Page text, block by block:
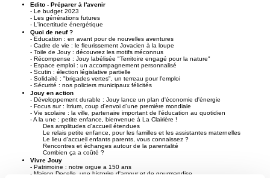
Edito - Préparer à l'avenir
- Le budget 2023
- Les générations futures
- L'incertitude énergétique
Quoi de neuf ?
- Education : en avant pour de nouvelles aventures
- Cadre de vie : le fleurissement Jovacien à la loupe
- Toile de Jouy : découvrez les motifs méconnus
- Récompense : Jouy labélisée "Territoire engagé pour la nature"
- Espace emploi : un accompagnement personnalisé
- Scutin : élection législative partielle
- Solidaité : "brigades vertes", un terreau pour l'emploi
- Sécurité : nos policiers municipaux félicités
Jouy en action
- Développement durable : Jouy lance un plan d'économie d'énergie
- Focus sur : Itrium, coup d'envoi d'une première mondiale
- Vie scolaire : la ville, partenaire important de l'éducation au quotidien
- A la une : petite enfance, bienvenue à La Clairière !
Des amplitudes d'accueil étendues
Le relais petite enfance, pour les familles et les assistantes maternelles
Le lieu d'accueil enfants parents, vous connaissez ?
Rencontres et échanges autour de la parentalité
Combien ça a coûté ?
Vivre Jouy
- Patrimoine : notre orgue a 150 ans
- Maison Decelle, une historire d'amour et de gourmandise